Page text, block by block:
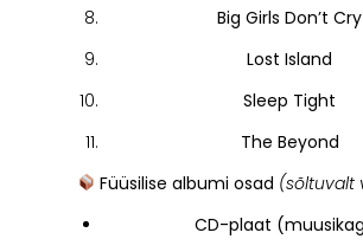
Big Girls Don’t Cry
Lost Island
Sleep Tight
The Beyond
Füüsilise albumi osad (sõltuvalt
CD-plaat